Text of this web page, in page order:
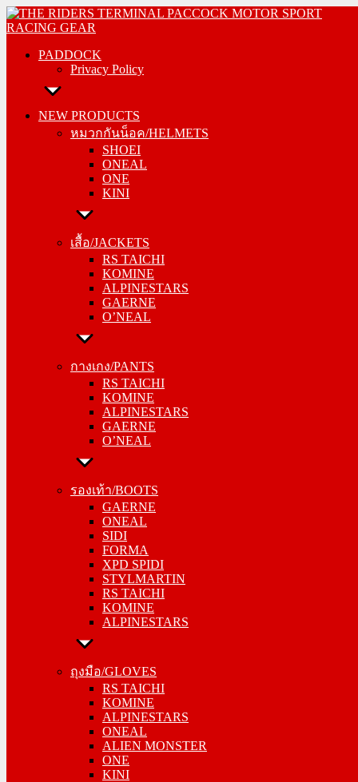
Skip
to
PADDOCK
Privacy Policy
NEW PRODUCTS
หมวกกันน็อค/HELMETS
SHOEI
ONEAL
ONE
KINI
เสื้อ/JACKETS
RS TAICHI
KOMINE
ALPINESTARS
GAERNE
O’NEAL
กางเกง/PANTS
RS TAICHI
KOMINE
ALPINESTARS
GAERNE
O’NEAL
รองเท้า/BOOTS
GAERNE
ONEAL
SIDI
FORMA
XPD SPIDI
STYLMARTIN
RS TAICHI
KOMINE
ALPINESTARS
ถุงมือ/GLOVES
RS TAICHI
KOMINE
ALPINESTARS
ONEAL
ALIEN MONSTER
ONE
KINI
PADDOCK
NEW PRODUCTS
SHOEI
ONEAL
ONE
KINI
เสื้อ/JACKETS
KOMINE
ALPINESTARS
GAERNE
O’NEAL
กางเกง/PANTS
KOMINE
ALPINESTARS
GAERNE
O’NEAL
รองเท้า/BOOTS
ONEAL
SIDI
FORMA
XPD SPIDI
STYLMARTIN
RS TAICHI
KOMINE
ALPINESTARS
ถุงมือ/GLOVES
KOMINE
ALPINESTARS
ONEAL
ALIEN MONSTER
ONE
KINI